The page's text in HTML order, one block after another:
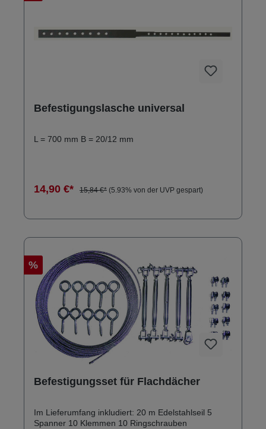
Befestigungslasche universal
L = 700 mm B = 20/12 mm
14,90 €* 15,84 €* (5.93% von der UVP gespart)
%
Befestigungsset für Flachdächer
Im Lieferumfang inkludiert: 20 m Edelstahlseil 5
Spanner 10 Klemmen 10 Ringschrauben